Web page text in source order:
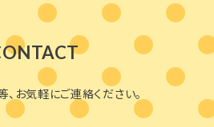
お気軽にご連絡ください。